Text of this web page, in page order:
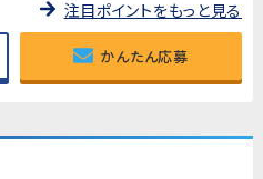
注目ポイントをもっと見る
かんたん応募